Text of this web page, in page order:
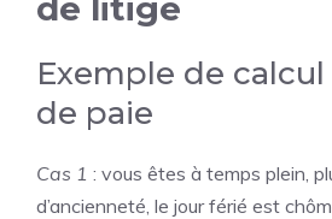
de litige
Exemple de
de paie
Cas 1 : vous êtes à temps plein,
d’ancienneté, le jour férié est